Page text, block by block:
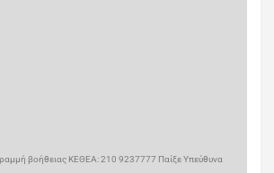
βοήθειας ΚΕΘΕΑ: 210 9237777 Παίξε Υπεύθυνα